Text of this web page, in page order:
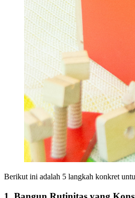
Berikut ini adalah 5 langkah konkret